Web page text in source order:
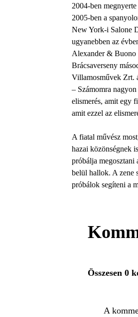
2004-ben
2005-ben a
New York-i Salone
ugyanebben az
Alexander & Buono
Brácsaverseny
Villamosművek Zrt.
– Számomra
elismerés, amit egy
amit ezzel az
A fiatal művész
hazai közönségnek
próbálja megosztani
belül hallok. A zene
próbálok segíteni a
Összesen 0
A